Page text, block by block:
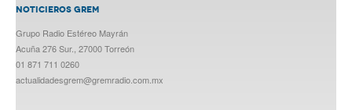
NOTICIEROS GREM
Grupo Radio Estéreo Mayrán
Acuña 276 Sur., 27000 Torreón
01 871 711 0260
actualidadesgrem@gremradio.com.mx